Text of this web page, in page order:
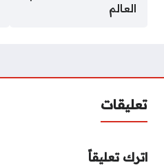
العالم
تعليقات
اترك تعليقاً